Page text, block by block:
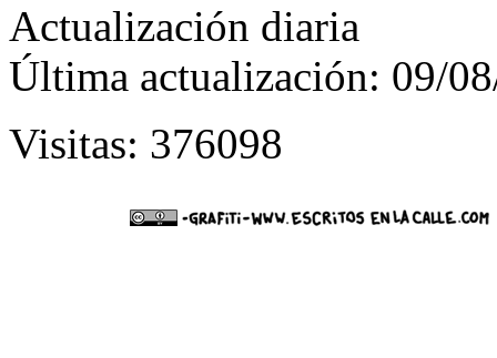
Actualización diaria
Última actualización: 09/
Visitas: 376098